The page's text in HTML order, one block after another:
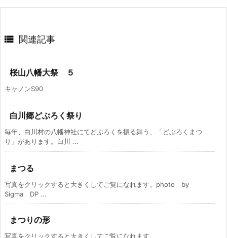
 関連記事
桜山八幡大祭 ５
キャノンS90
白川郷どぶろく祭り
毎年、白川村の八幡神社にてどぶろくを振る舞う、「どぶろくまつ
り」があります。白川 ...
まつる
写真をクリックすると大きくしてご覧になれます。photo by
Sigma DP ...
まつりの形
写真をクリックすると大きくしてご覧になれます。